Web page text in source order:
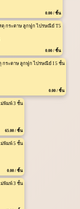
0.00 / ชิ้น
0.00 / ชิ้น
0.00 / ชิ้น
65.00 / ชิ้น
0.00 / ชิ้น